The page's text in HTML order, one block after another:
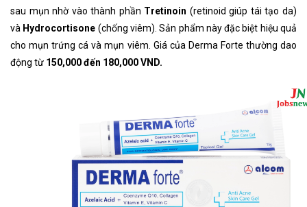
sau mụn nhờ vào thành phần Tretinoin (retinoid giúp tái tạo da)
và Hydrocortisone (chống viêm). Sản phẩm này đặc biệt hiệu quả
cho mụn trứng cá và mụn viêm. Giá của Derma Forte thường dao
động từ 150,000 đến 180,000 VND.